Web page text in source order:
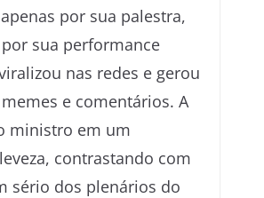
por sua palestra,
sua performance
nas redes e gerou
e comentários. A
ministro em um
contrastando com
sério dos plenários do